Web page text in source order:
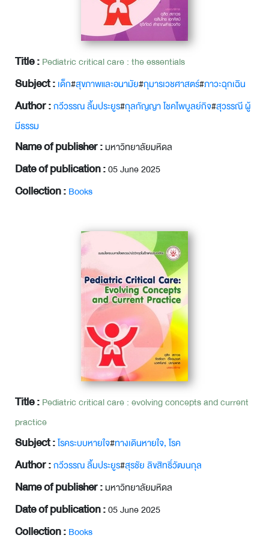
Title :Pediatric critical care : the essentials
Subject :เด็ก#สุขภาพและอนามัย#กุมารเวชศาสตร์#ภาวะฉุกเฉิน
Author :กวีวรรณ ลิ้มประยูร#กุลกัญญา โชคไพบูลย์กิจ#สุวรรณี ผู้
มีธรรม
Name of publisher :มหาวิทยาลัยมหิดล
Date of publication :05 June 2025
Collection :Books
Title :Pediatric critical care : evolving concepts and current
practice
Subject :โรคระบบหายใจ#ทางเดินหายใจ, โรค
Author :กวีวรรณ ลิ้มประยูร#สุรชัย ลิขสิทธิ์วัฒนกุล
Name of publisher :มหาวิทยาลัยมหิดล
Date of publication :05 June 2025
Collection :Books